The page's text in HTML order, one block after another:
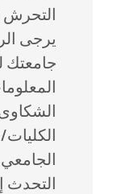
التحرش
يرجى
جامعتك
الشكاوى
الكليات/
الجامعي
التحدث